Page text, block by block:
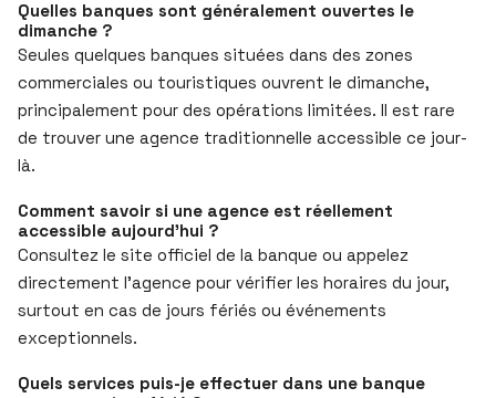
Quelles banques sont généralement ouvertes le
dimanche ?
Seules quelques banques situées dans des zones
commerciales ou touristiques ouvrent le dimanche,
principalement pour des opérations limitées. Il est rare
de trouver une agence traditionnelle accessible ce jour-
là.
Comment savoir si une agence est réellement
accessible aujourd’hui ?
Consultez le site officiel de la banque ou appelez
directement l’agence pour vérifier les horaires du jour,
surtout en cas de jours fériés ou événements
exceptionnels.
Quels services puis-je effectuer dans une banque